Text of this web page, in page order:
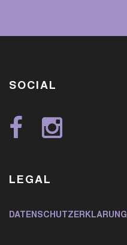
SOCIAL
LEGAL
DATENSCHUTZERKLÄRUNG